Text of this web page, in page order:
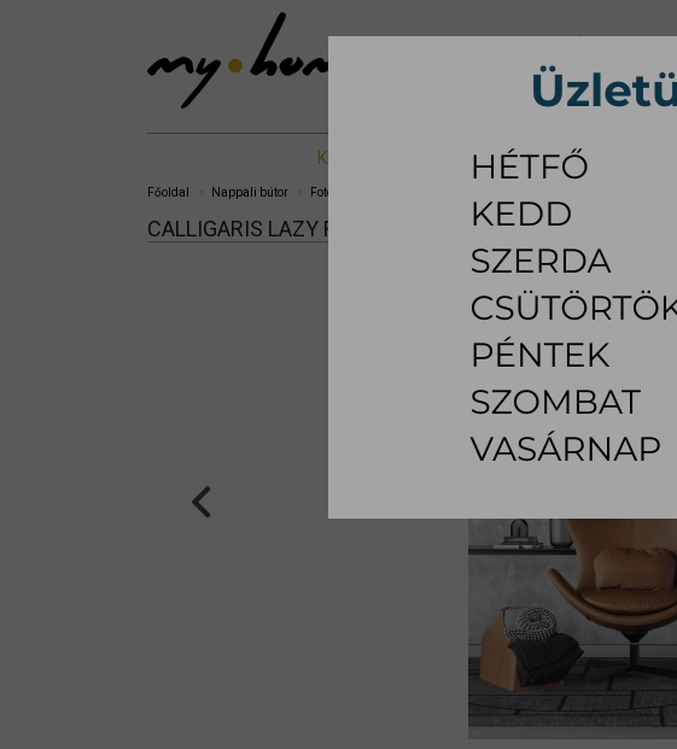
KIÁLLÍTOTT % NAPPALI BÚTOR
Főoldal Nappali bútor Fotel
CALLIGARIS LAZY FOTEL